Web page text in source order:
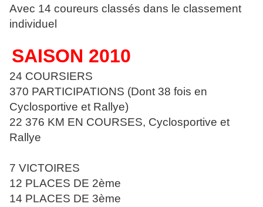
Avec 14 coureurs classés dans le classement
individuel
SAISON 2010
24 COURSIERS
370 PARTICIPATIONS (Dont 38 fois en
Cyclosportive et Rallye)
22 376 KM EN COURSES, Cyclosportive et
Rallye
7 VICTOIRES
12 PLACES DE 2ème
14 PLACES DE 3ème